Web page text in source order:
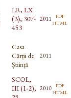
LR, LX
(3), 307-
453
2011 pdf
html
Casa
Cărții de
Știință
2011
SCOL,
III (1-2), 2010 pdf
html